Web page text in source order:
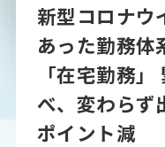
新型コロナウ
あった勤務体
「在宅勤務
べ、変わらず
ポイント減